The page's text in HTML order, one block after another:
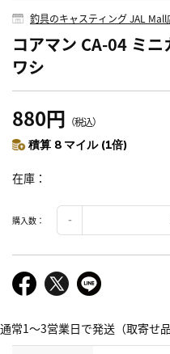
釣具のキャスティング JAL Mall
コアマン CA-04 ミ
ワシ
880円 （税込）
積算 8 マイル (1倍)
在庫
購入数：
通常1～3営業日で発送（取寄せ